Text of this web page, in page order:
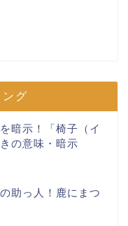
グ
暗示！「椅子（イ
の意味・暗示
助っ人！鹿にまつ